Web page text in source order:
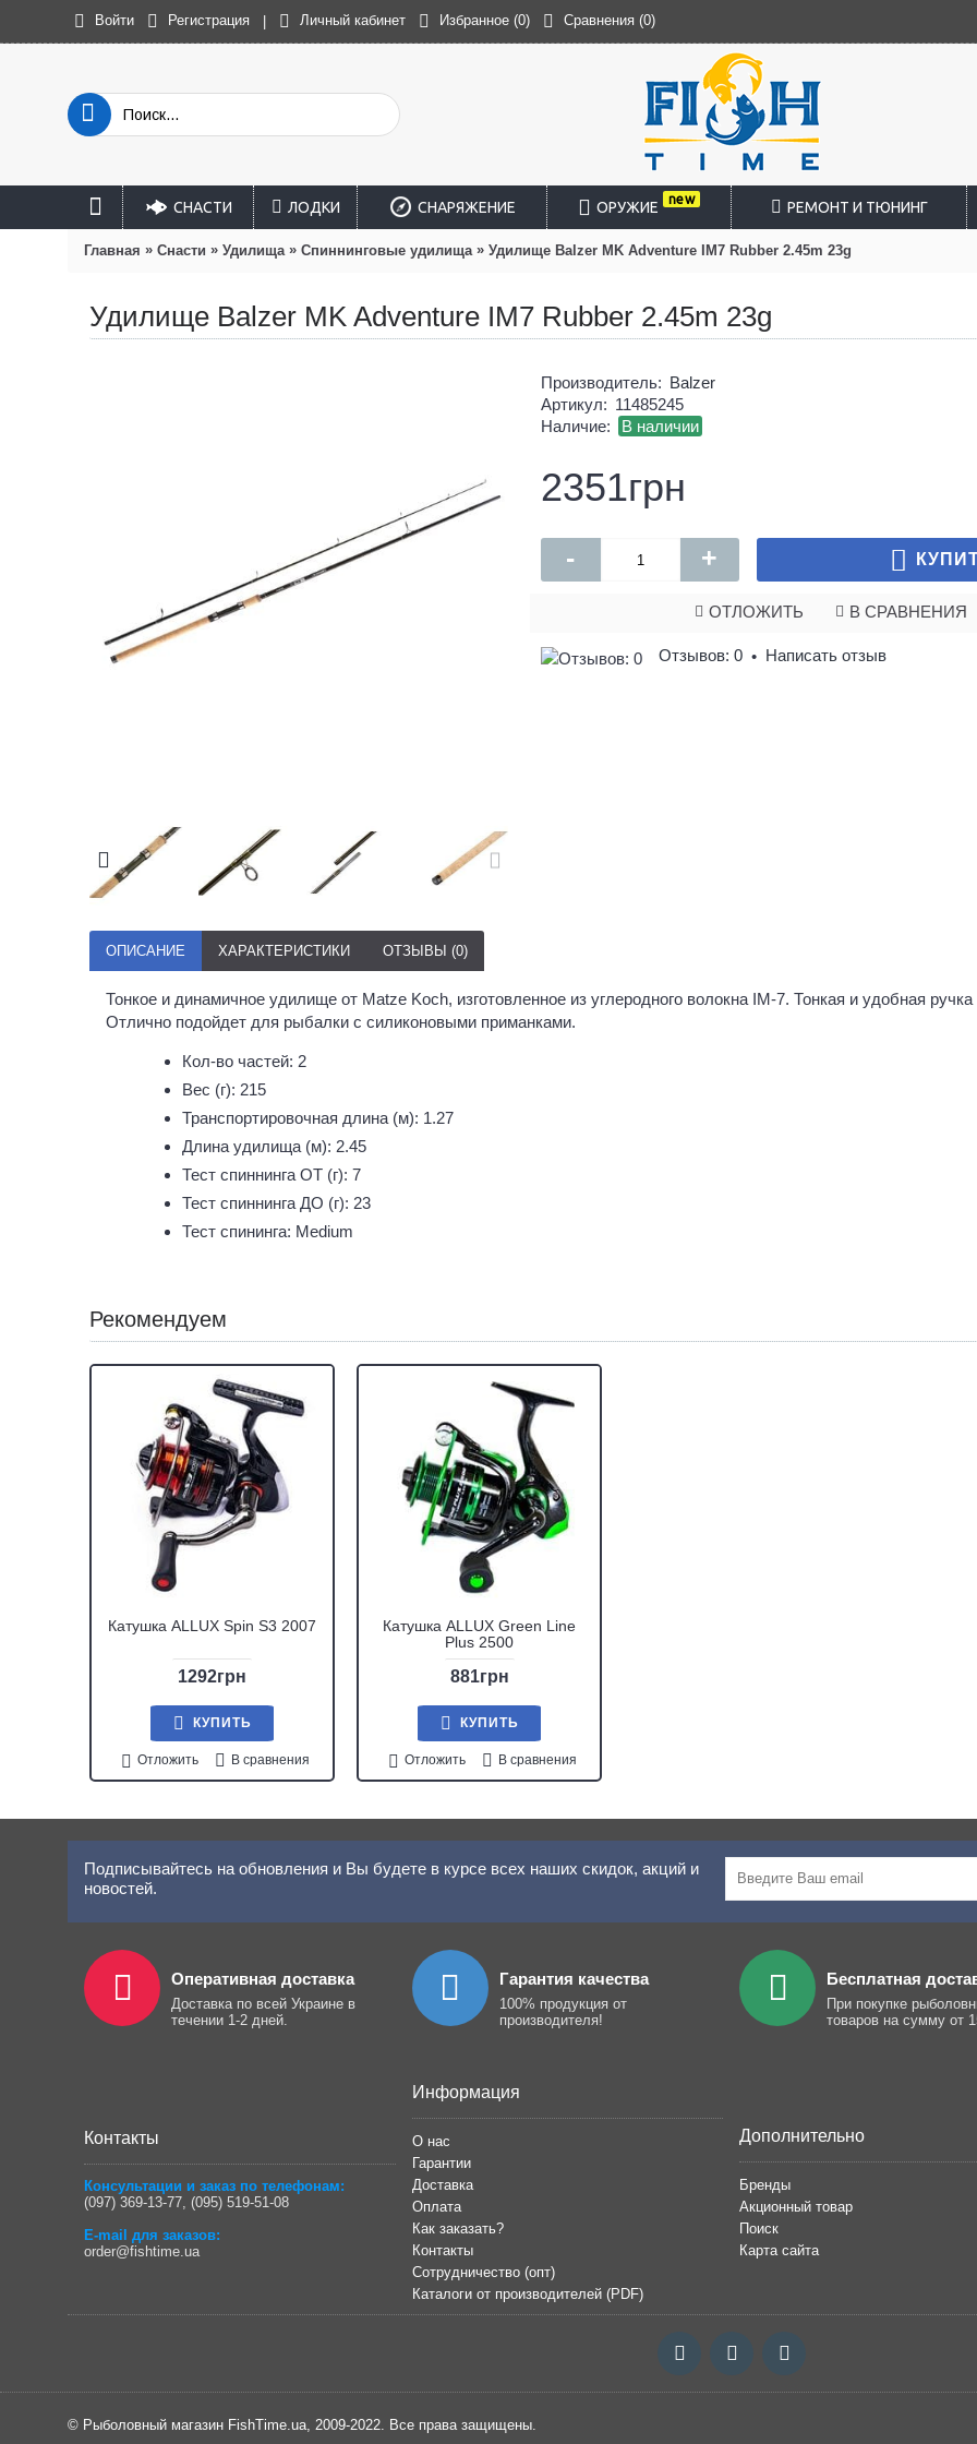
Войти Регистрация Личный кабинет Избранное (0) Сравнения (0)
СНАСТИ ЛОДКИ СНАРЯЖЕНИЕ ОРУЖИЕ new РЕМОНТ И ТЮНИНГ
Главная » Снасти » Удилища » Спиннинговые удилища » Удилище Balzer MK Adventure IM7 Rubber 2.45m 23g
Удилище Balzer MK Adventure IM7 Rubber 2.45m 23g
Производитель: Balzer
Артикул: 11485245
Наличие:
В наличии
2351грн
- +
ОТЛОЖИТЬ В СРАВНЕНИЯ
Отзывов: 0 • Написать отзыв
ОПИСАНИЕ ХАРАКТЕРИСТИКИ ОТЗЫВЫ (0)
Тонкое и динамичное удилище от Matze Koch, изготовленное из углеродного волокна IM-7. Тонкая и удобная ручка
Отлично подойдет для рыбалки с силиконовыми приманками.
Кол-во частей: 2
Вес (г): 215
Транспортировочная длина (м): 1.27
Длина удилища (м): 2.45
Тест спиннинга ОТ (г): 7
Тест спиннинга ДО (г): 23
Тест спининга: Medium
Рекомендуем
Катушка ALLUX Spin S3 2007
1292грн
КУПИТЬ
Отложить В сравнения
Катушка ALLUX Green Line
Plus 2500
881грн
КУПИТЬ
Отложить В сравнения
Подписывайтесь на обновления и Вы будете в курсе всех наших скидок, акций и
новостей.
Оперативная доставка
Доставка по всей Украине в
течении 1-2 дней.
Гарантия качества
100% продукция от
производителя!
Бесплатная
При покупке
товаров на сумму от
Контакты
Консультации и заказ по телефонам:
(097) 369-13-77 (095) 519-51-08
E-mail для заказов:
order@fishtime.ua
Информация
О нас
Гарантии
Доставка
Оплата
Как заказать?
Контакты
Сотрудничество (опт)
Каталоги от производителей (PDF)
Дополнительно
Бренды
Акционный товар
Поиск
Карта сайта
© Рыболовный магазин FishTime.ua, 2009-2022. Все права защищены.